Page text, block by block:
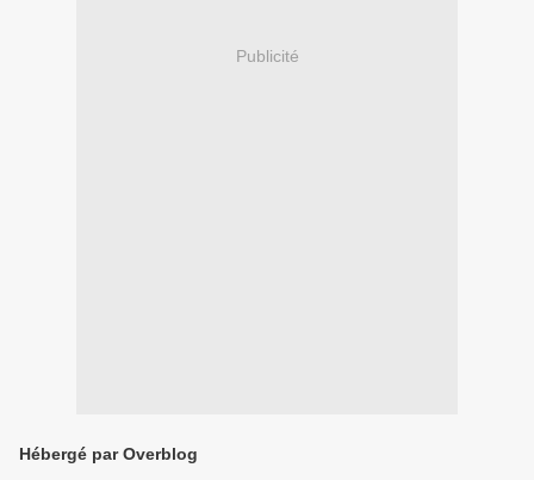
Publicité
Hébergé par Overblog